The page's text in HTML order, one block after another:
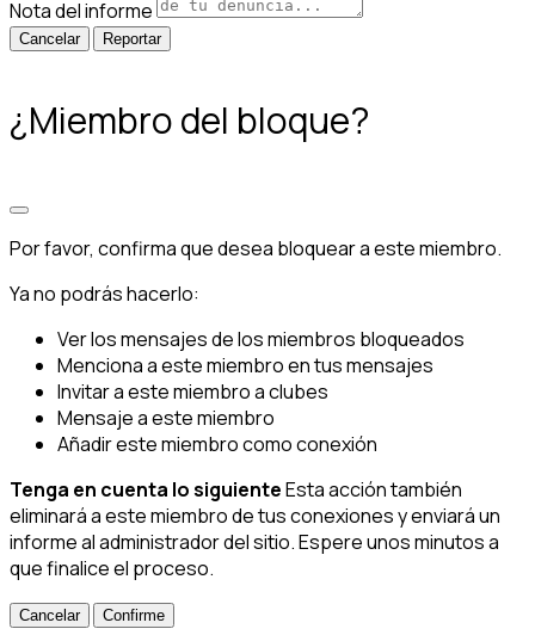
Nota del informe
Reportar
¿Miembro del bloque?
Por favor, confirma que desea bloquear a este miembro.
Ya no podrás hacerlo:
Ver los mensajes de los miembros bloqueados
Menciona a este miembro en tus mensajes
Invitar a este miembro a clubes
Mensaje a este miembro
Añadir este miembro como conexión
Tenga en cuenta lo siguienteEsta acción también
eliminará a este miembro de tus conexiones y enviará un
informe al administrador del sitio. Espere unos minutos a
que finalice el proceso.
Confirme